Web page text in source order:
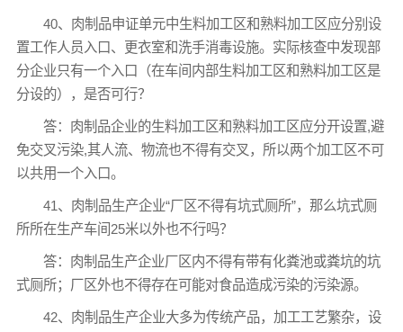
40、肉制品申证单元中生料加工区和熟料加工区应分别设
置工作人员入口、更衣室和洗手消毒设施。实际核查中发现部
分企业只有一个入口（在车间内部生料加工区和熟料加工区是
分设的），是否可行？
答：肉制品企业的生料加工区和熟料加工区应分开设置,避
免交叉污染,其人流、物流也不得有交叉，所以两个加工区不可
以共用一个入口。
41、肉制品生产企业“厂区不得有坑式厕所”，那么坑式厕
所所在生产车间25米以外也不行吗？
答：肉制品生产企业厂区内不得有带有化粪池或粪坑的坑
式厕所；厂区外也不得存在可能对食品造成污染的污染源。
42、肉制品生产企业大多为传统产品，加工工艺繁杂，设